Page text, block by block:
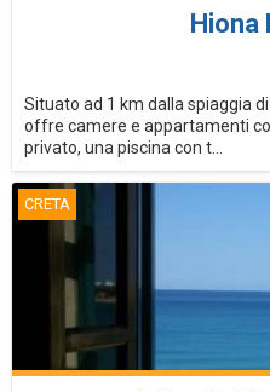
Hiona
Situato ad 1 km dalla spiaggia di
offre camere e appartamenti
privato, una piscina con t...
CRETA